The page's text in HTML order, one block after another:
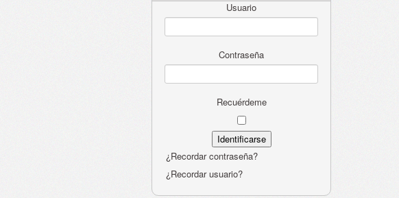
Usuario
Contraseña
Recuérdeme
¿Recordar contraseña?
¿Recordar usuario?